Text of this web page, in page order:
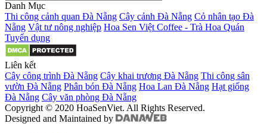
Danh Mục
Thi công cảnh quan Đà Nẵng Cây cảnh Đà Nẵng Cỏ nhân tạo Đà
Nẵng Vật tư nông nghiệp Hoa Sen Việt Coffee - Trà Hoa Quán
Tuyển dụng
Liên kết
Cây công trình Đà Nẵng Cây khai trương Đà Nẵng Thi công sân
vườn Đà Nẵng Phân bón Đà Nẵng Hoa Lan Đà Nẵng Hạt giống
Đà Nẵng Cây văn phòng Đà Nẵng
Copyright © 2020 HoaSenViet. All Rights Reserved.
Designed and Maintained by